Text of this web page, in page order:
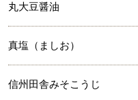
丸大豆醤油
真塩（ましお）
信州田舎みそこうじ